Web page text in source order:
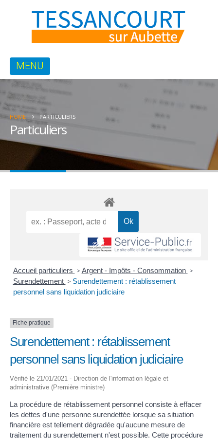
HOME PARTICULIERS
Particuliers
Accueil particuliers > Argent - Impôts - Consommation >
Surendettement > Surendettement : rétablissement
personnel sans liquidation judiciaire
Fiche pratique
Surendettement : rétablissement
personnel sans liquidation judiciaire
Vérifié le 21/01/2021 - Direction de l'information légale et
administrative (Première ministre)
La procédure de rétablissement personnel consiste à effacer
les dettes d'une personne surendettée lorsque sa situation
financière est tellement dégradée qu'aucune mesure de
traitement du surendettement n'est possible. Cette procédure